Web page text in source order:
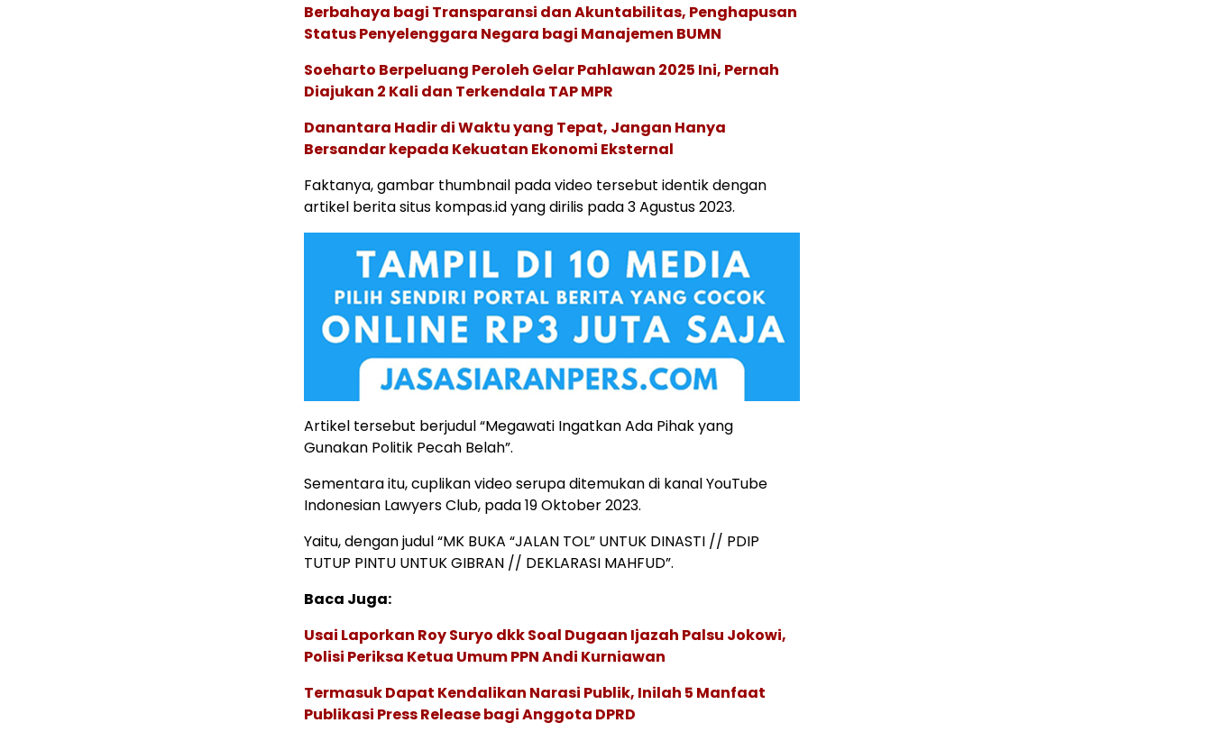
Berbahaya bagi Transparansi dan Akuntabilitas, Penghapusan
Status Penyelenggara Negara bagi Manajemen BUMN
Soeharto Berpeluang Peroleh Gelar Pahlawan 2025 Ini, Pernah
Diajukan 2 Kali dan Terkendala TAP MPR
Danantara Hadir di Waktu yang Tepat, Jangan Hanya
Bersandar kepada Kekuatan Ekonomi Eksternal
Faktanya, gambar thumbnail pada video tersebut identik dengan
artikel berita situs kompas.id yang dirilis pada 3 Agustus 2023.
Artikel tersebut berjudul “Megawati Ingatkan Ada Pihak yang
Gunakan Politik Pecah Belah”.
Sementara itu, cuplikan video serupa ditemukan di kanal YouTube
Indonesian Lawyers Club, pada 19 Oktober 2023.
Yaitu, dengan judul “MK BUKA “JALAN TOL” UNTUK DINASTI // PDIP
TUTUP PINTU UNTUK GIBRAN // DEKLARASI MAHFUD”.
Baca Juga:
Usai Laporkan Roy Suryo dkk Soal Dugaan Ijazah Palsu Jokowi,
Polisi Periksa Ketua Umum PPN Andi Kurniawan
Termasuk Dapat Kendalikan Narasi Publik, Inilah 5 Manfaat
Publikasi Press Release bagi Anggota DPRD